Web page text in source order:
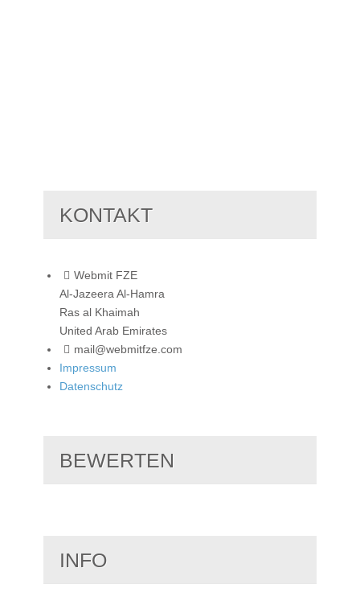
KONTAKT
Webmit FZE
Al-Jazeera Al-Hamra
Ras al Khaimah
United Arab Emirates
mail@webmitfze.com
Impressum
Datenschutz
BEWERTEN
INFO